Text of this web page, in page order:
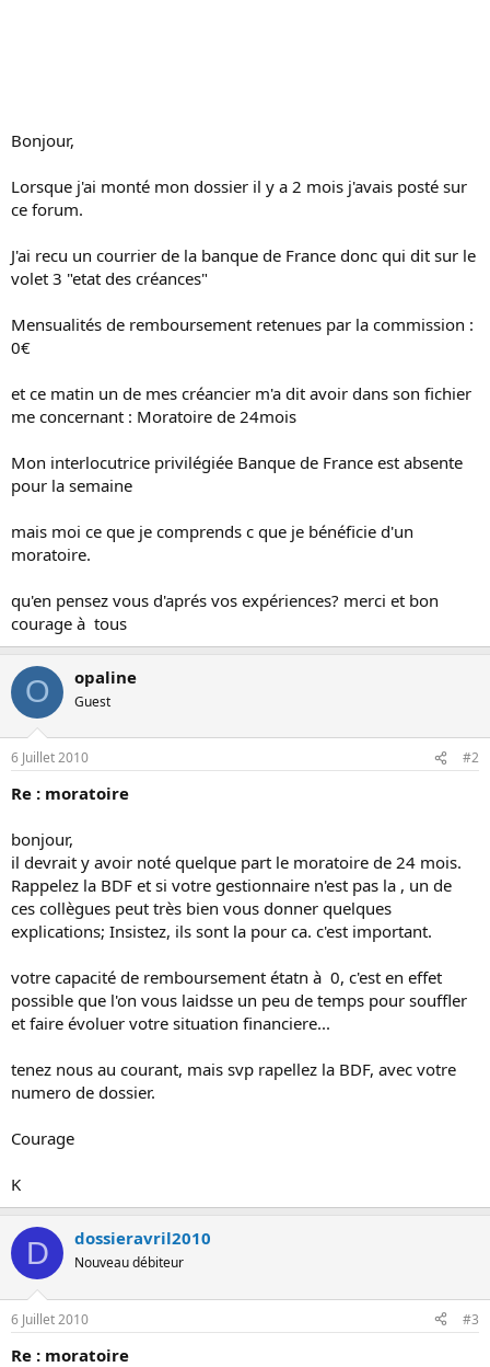
Bonjour,
Lorsque j'ai monté mon dossier il y a 2 mois j'avais posté sur
ce forum.
J'ai recu un courrier de la banque de France donc qui dit sur le
volet 3 "etat des créances"
Mensualités de remboursement retenues par la commission :
0€
et ce matin un de mes créancier m'a dit avoir dans son fichier
me concernant : Moratoire de 24mois
Mon interlocutrice privilégiée Banque de France est absente
pour la semaine
mais moi ce que je comprends c que je bénéficie d'un
moratoire.
qu'en pensez vous d'aprés vos expériences? merci et bon
courage à tous
O opaline
Guest
6 Juillet 2010 #2
Re : moratoire
bonjour,
il devrait y avoir noté quelque part le moratoire de 24 mois.
Rappelez la BDF et si votre gestionnaire n'est pas la , un de
ces collègues peut très bien vous donner quelques
explications; Insistez, ils sont la pour ca. c'est important.
votre capacité de remboursement étatn à 0, c'est en effet
possible que l'on vous laidsse un peu de temps pour souffler
et faire évoluer votre situation financiere...
tenez nous au courant, mais svp rapellez la BDF, avec votre
numero de dossier.
Courage
K
D dossieravril2010
Nouveau débiteur
6 Juillet 2010 #3
Re : moratoire